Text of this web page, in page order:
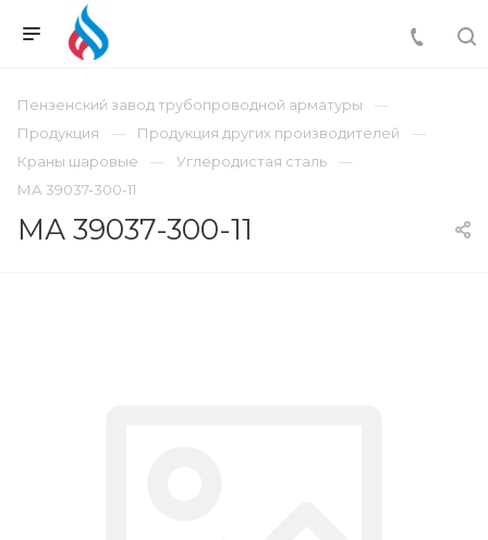
Пензенский завод трубопроводной арматуры
Продукция
Продукция других производителей
Краны шаровые
Углеродистая сталь
МА 39037-300-11
МА 39037-300-11